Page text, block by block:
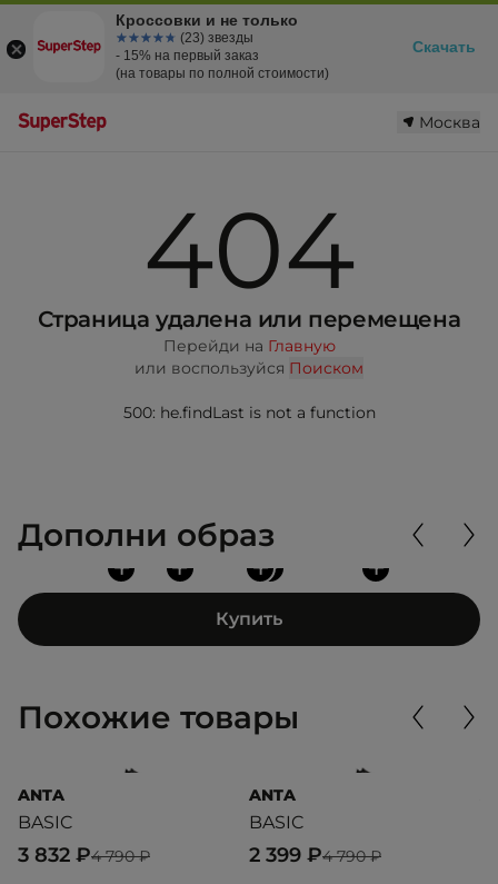
Москва
404
Страница удалена или перемещена
Перейди на Главную
или воспользуйся Поиском
500: he.findLast is not a function
Дополни образ
+
+
+ + +
Купить
Похожие товары
ANTA
BASIC
4 790 ₽
3 832 ₽
ANTA
BASIC
4 790 ₽
2 399 ₽
Кроссовки и не только
☆☆☆☆☆
★★★★★ (23) звезды
- 15% на первый заказ
(на товары по полной стоимости)
Скачать